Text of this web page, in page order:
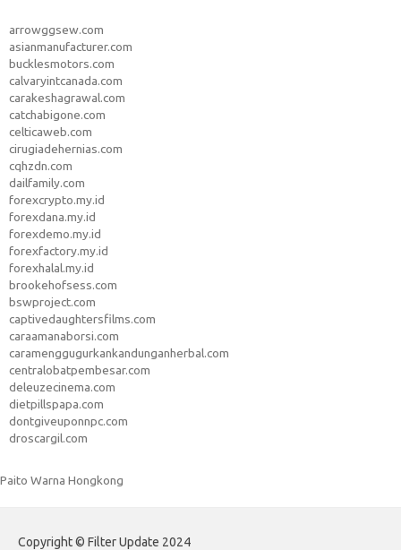
arrowggsew.com
asianmanufacturer.com
bucklesmotors.com
calvaryintcanada.com
carakeshagrawal.com
catchabigone.com
celticaweb.com
cirugiadehernias.com
cqhzdn.com
dailfamily.com
forexcrypto.my.id
forexdana.my.id
forexdemo.my.id
forexfactory.my.id
forexhalal.my.id
brookehofsess.com
bswproject.com
captivedaughtersfilms.com
caraamanaborsi.com
caramenggugurkankandunganherbal.com
centralobatpembesar.com
deleuzecinema.com
dietpillspapa.com
dontgiveuponnpc.com
droscargil.com
Paito Warna Hongkong
Copyright © Filter Update 2024